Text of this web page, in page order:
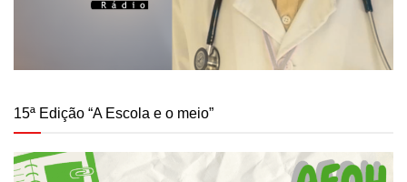
15ª Edição “A Escola e o meio”